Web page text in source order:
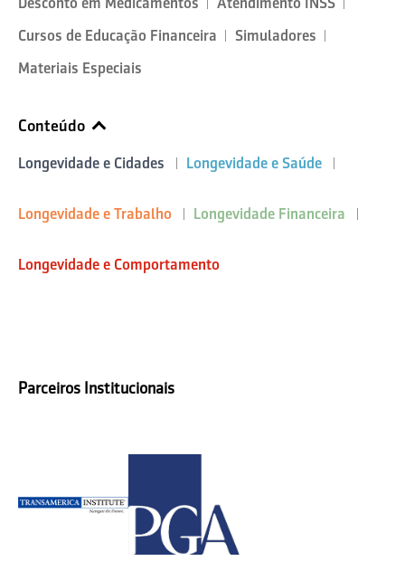
Cursos de Educação Financeira
Simuladores
Materiais Especiais
Conteúdo
Longevidade e Cidades Longevidade e Saúde
Longevidade e Trabalho Longevidade Financeira
Longevidade e Comportamento
Parceiros Institucionais